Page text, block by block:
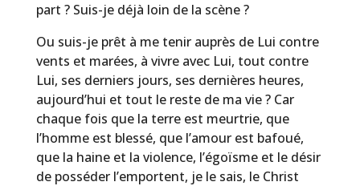
part ? Suis-je déjà loin de la scène ?
Ou suis-je prêt à me tenir auprès de Lui contre
vents et marées, à vivre avec Lui, tout contre
Lui, ses derniers jours, ses dernières heures,
aujourd’hui et tout le reste de ma vie ? Car
chaque fois que la terre est meurtrie, que
l’homme est blessé, que l’amour est bafoué,
que la haine et la violence, l’égoïsme et le désir
de posséder l’emportent, je le sais, le Christ